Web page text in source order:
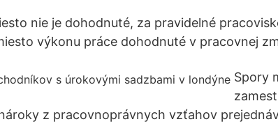
nie je dohodnuté, za pravidelné
výkonu práce dohodnuté v pracovnej
Spory
z pracovnoprávnych vzťahov